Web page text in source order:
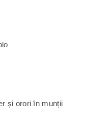
și orori în munții